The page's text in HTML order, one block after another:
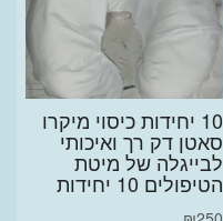
10 יחידות כיסוי מיקרו
סאטן דק רך ואיכותי
לבייגלה של מיטת
הטיפולים 10 יחידות